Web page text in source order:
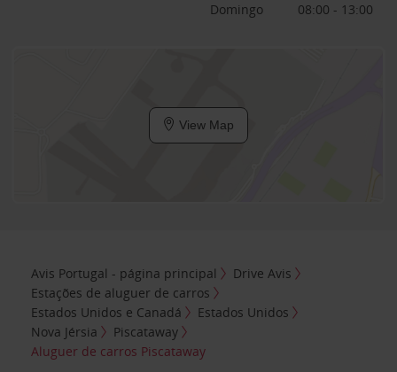
Domingo
08:00 - 13:00
View Map
Avis Portugal - página principal
Drive Avis
Estações de aluguer de carros
Estados Unidos e Canadá
Estados Unidos
Nova Jérsia
Piscataway
Aluguer de carros Piscataway